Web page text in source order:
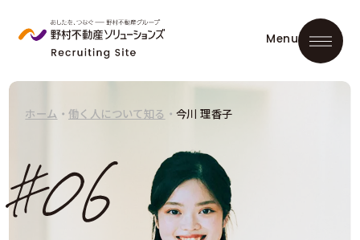
ホーム ・ 働く人について知る ・今川 理香子